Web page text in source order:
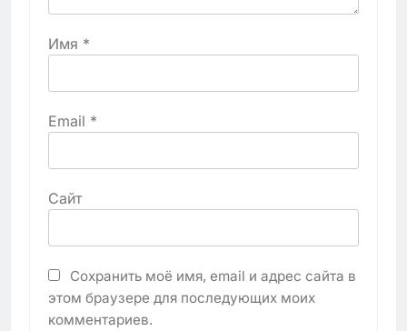
Имя *
Email *
Сайт
Сохранить моё имя, email и адрес сайта в
этом браузере для последующих моих
комментариев.